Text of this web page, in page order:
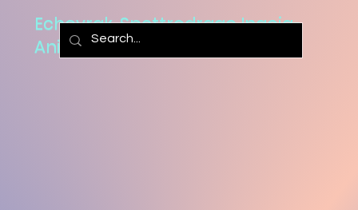
Echovrak, Spettrodrago Ingoia-
Anime